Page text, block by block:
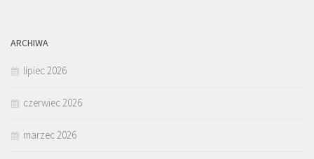
ARCHIWA
lipiec 2026
czerwiec 2026
marzec 2026